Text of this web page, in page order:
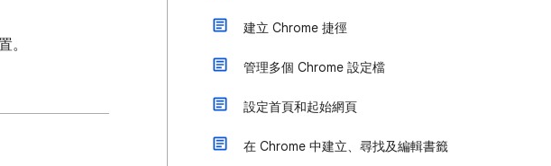
。
建立 Chrome 捷徑
管理多個 Chrome 設定檔
設定首頁和起始網頁
在 Chrome 中建立、尋找及編輯書籤